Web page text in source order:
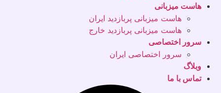
هاست میزبانی
هاست میزبانی پربازدید ایران
هاست میزبانی پربازدید خارج
سرور اختصاصی
سرور اختصاصی ایران
وبلاگ
تماس با ما